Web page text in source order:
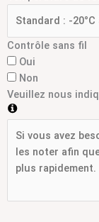
Contrôle sans fil
Oui
Non
Veuillez nous